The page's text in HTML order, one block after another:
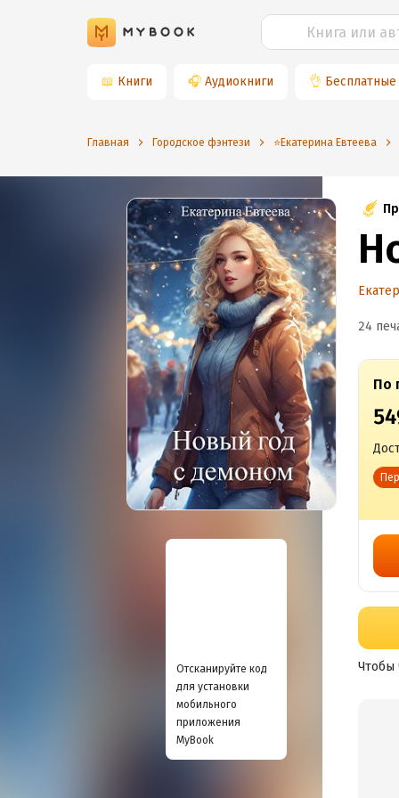
📖 Книги 🎧 Аудиокниги 👌 Бесплатные
Главная Городское фэнтези ⭐️Екатерина Евтеева
Отсканируйте код
для установки
мобильного
приложения
MyBook
24
По
Чтобы